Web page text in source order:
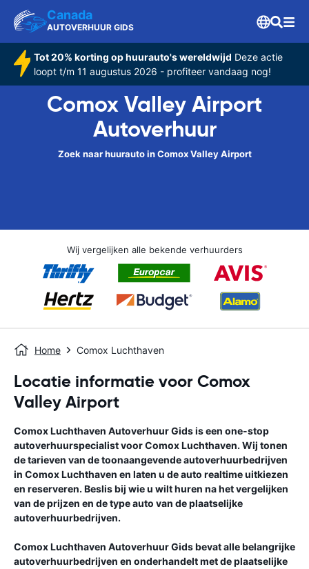
Canada
AUTOVERHUUR GIDS
Tot 20% korting op huurauto's wereldwijd Deze actie
loopt t/m 11 augustus 2026 - profiteer vandaag nog!
Comox Valley Airport
Autoverhuur
Zoek naar huurauto in Comox Valley Airport
Wij vergelijken alle bekende verhuurders
Home Comox Luchthaven
Locatie informatie voor Comox
Valley Airport
Comox Luchthaven Autoverhuur Gidsis een one-stop
autoverhuurspecialist voorComox Luchthaven. Wij tonen
de tarieven van de toonaangevende autoverhuurbedrijven
in Comox Luchthaven en laten u de auto realtime uitkiezen
en reserveren. Beslis bij wie u wilt huren na het vergelijken
van de prijzen en de type auto van de plaatselijke
autoverhuurbedrijven.
Comox Luchthaven Autoverhuur Gidsbevat alle belangrijke
autoverhuurbedrijven en onderhandelt met de plaatselijke